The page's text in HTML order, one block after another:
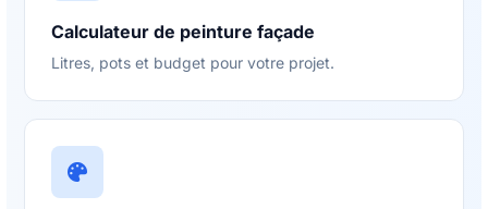
Calculateur de peinture façade
Litres, pots et budget pour votre projet.